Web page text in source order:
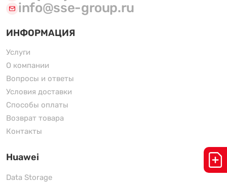
info@sse-group.ru
ИНФОРМАЦИЯ
Услуги
О компании
Вопросы и ответы
Условия доставки
Способы оплаты
Возврат товара
Контакты
Huawei
Data Storage